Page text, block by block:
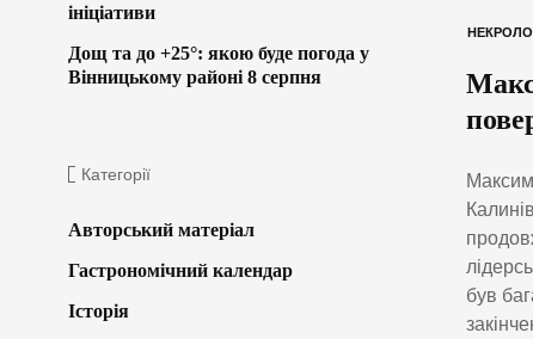
був
ініціативи
Дощ та до +25°: якою буде погода у
Вінницькому районі 8 серпня
Категорії
Авторський матеріал
Гастрономічний календар
Історія